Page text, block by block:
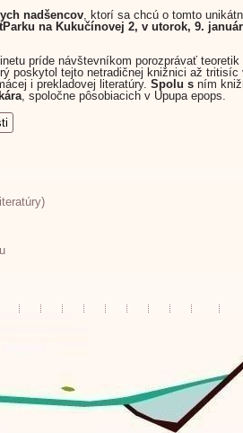
nadšencov, ktorí sa chcú o tomto
na Kukučínovej 2, v utorok, 9.
príde návštevníkom porozprávať
poskytol tejto netradičnej knižnici až
i prekladovej literatúry. Spolu s ním
, spoločne pôsobiacich v Upupa epops.